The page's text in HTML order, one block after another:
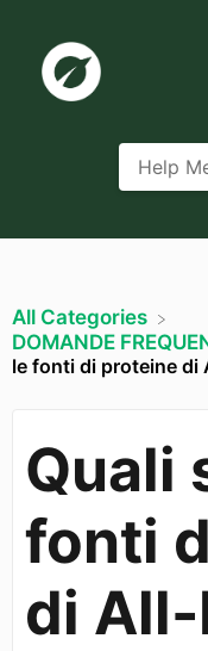
All Categories
​DOMANDE
le fonti di proteine di
Quali
fonti
di